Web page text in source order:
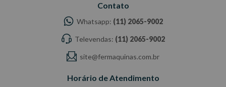
Contato
Whatsapp: (11) 2065-9002
Televendas: (11) 2065-9002
site@fermaquinas.com.br
Horário de Atendimento